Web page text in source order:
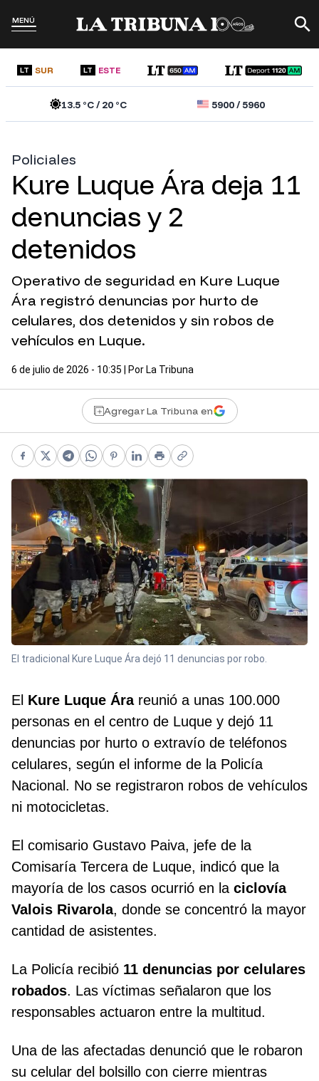
MENÚ
LT SUR LT ESTE
13.5 °C /20 °C 5900/5960
Policiales
Kure Luque Ára deja 11
denuncias y 2
detenidos
Operativo de seguridad en Kure Luque
Ára registró denuncias por hurto de
celulares, dos detenidos y sin robos de
vehículos en Luque.
6 de julio de 2026 - 10:35 | Por La Tribuna
Agregar La Tribuna en
Facebook
X Telegram
WhatsApp
Pinterest
LinkedIn
PrintCopy link
El tradicional Kure Luque Ára dejó 11 denuncias por robo.
El Kure Luque Árareunió a unas 100.000
personas en el centro de Luque y dejó 11
denuncias por hurto o extravío de teléfonos
celulares, según el informe de la Policía
Nacional. No se registraron robos de vehículos
ni motocicletas.
El comisario Gustavo Paiva, jefe de la
Comisaría Tercera de Luque, indicó que la
mayoría de los casos ocurrió en la ciclovía
Valois Rivarola, donde se concentró la mayor
cantidad de asistentes.
La Policía recibió 11 denuncias por celulares
robados. Las víctimas señalaron que los
responsables actuaron entre la multitud.
Una de las afectadas denunció que le robaron
su celular del bolsillo con cierre mientras